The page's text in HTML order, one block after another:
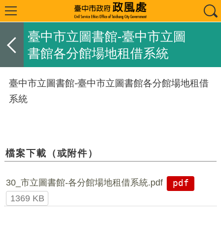
臺中市立圖書館-臺中市立圖
書館各分館場地租借系統
臺中市立圖書館-臺中市立圖書館各分館場地租借
系統
檔案下載（或附件）
30_市立圖書館-各分館場地租借系統.pdf
pdf
1369 KB